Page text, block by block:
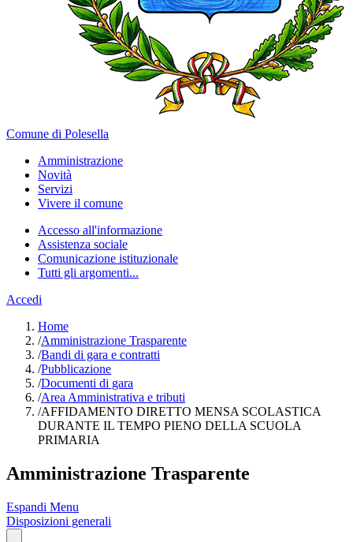
Comune di Polesella
Amministrazione
Novità
Servizi
Vivere il comune
Accesso all'informazione
Assistenza sociale
Comunicazione istituzionale
Tutti gli argomenti...
Accedi
Home
/Amministrazione Trasparente
/Bandi di gara e contratti
/Pubblicazione
/Documenti di gara
/Area Amministrativa e tributi
/AFFIDAMENTO DIRETTO MENSA SCOLASTICA
DURANTE IL TEMPO PIENO DELLA SCUOLA
PRIMARIA
Amministrazione Trasparente
Espandi Menu
Disposizioni generali